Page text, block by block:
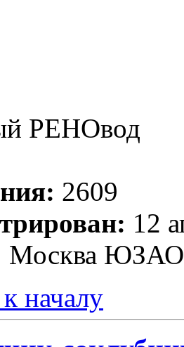
РЕНОвод
2609
12
Москва ЮЗАО
началу